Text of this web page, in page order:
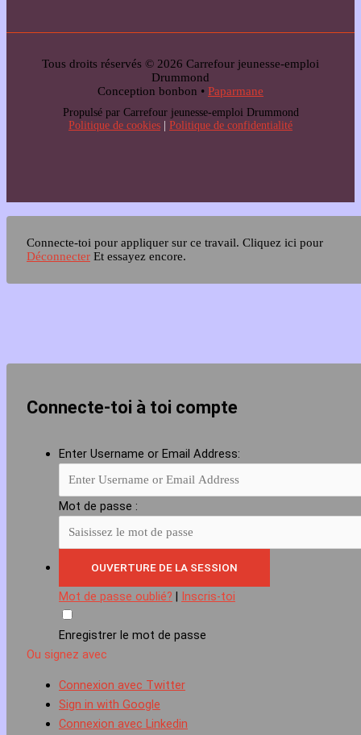
Tous droits réservés © 2026 Carrefour jeunesse-emploi
Drummond
Conception bonbon • Paparmane
Propulsé par Carrefour jeunesse-emploi Drummond
Politique de cookies
Politique de confidentialité
Connecte-toi pour appliquer sur ce travail. Cliquez ici pour
Déconnecter Et essayez encore.
Connecte-toi à toi compte
Enter Username or Email Address:
Mot de passe :
Mot de passe oublié? | Inscris-toi
Enregistrer le mot de passe
Ou signez avec
Connexion avec Twitter
Sign in with Google
Connexion avec Linkedin